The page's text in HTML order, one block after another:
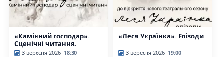
«Камінний господар».
Сценічні читання.
3 вересня 2026 18:30
«Леся Українка». Епізоди
3 вересня 2026 19:00